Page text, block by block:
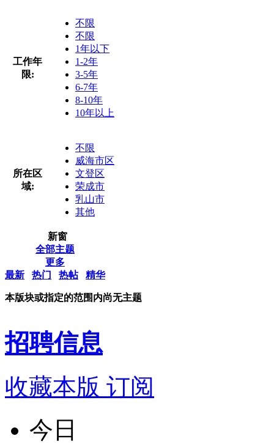
工作年
限:
不限
不限
1年以下
1-2年
3-5年
6-7年
8-10年
10年以上
所在区
域:
不限
威海市区
文登区
荣成市
乳山市
其他
新窗
全部主题
更多
最新
热门 热帖 精华
本版块或指定的范围内尚无主题
招聘信息
收藏本版 订阅
今日